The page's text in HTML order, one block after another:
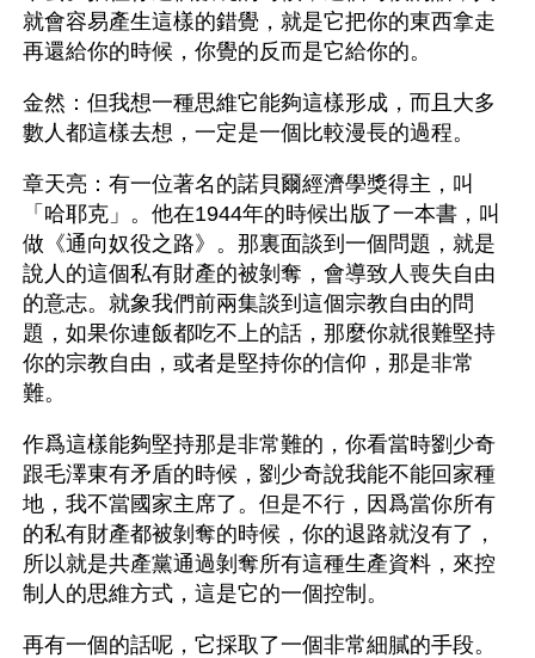
就會容易產生這樣的錯覺，就是它把你的東西拿走
再還給你的時候，你覺的反而是它給你的。
金然：但我想一種思維它能夠這樣形成，而且大多
數人都這樣去想，一定是一個比較漫長的過程。
章天亮：有一位著名的諾貝爾經濟學獎得主，叫
「哈耶克」。他在1944年的時候出版了一本書，叫
做《通向奴役之路》。那裏面談到一個問題，就是
說人的這個私有財產的被剝奪，會導致人喪失自由
的意志。就象我們前兩集談到這個宗教自由的問
題，如果你連飯都吃不上的話，那麼你就很難堅持
你的宗教自由，或者是堅持你的信仰，那是非常
難。
作爲這樣能夠堅持那是非常難的，你看當時劉少奇
跟毛澤東有矛盾的時候，劉少奇說我能不能回家種
地，我不當國家主席了。但是不行，因爲當你所有
的私有財產都被剝奪的時候，你的退路就沒有了，
所以就是共產黨通過剝奪所有這種生產資料，來控
制人的思維方式，這是它的一個控制。
再有一個的話呢，它採取了一個非常細膩的手段。